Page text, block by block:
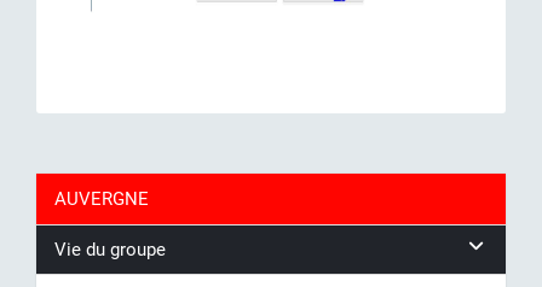
AUVERGNE
Vie du groupe